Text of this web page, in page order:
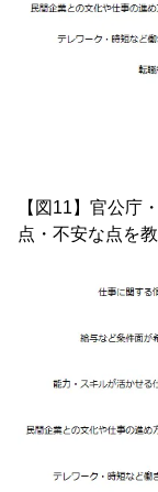
【図11】官公庁
点・不安な点を